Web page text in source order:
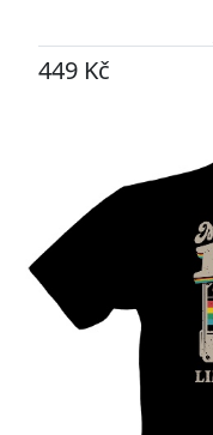
449 Kč